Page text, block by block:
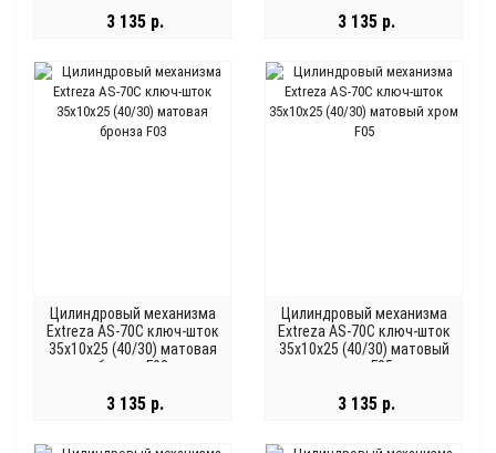
3 135 р. 3 135 р.
Цилиндровый механизма
Extreza AS-70С ключ-шток
35x10x25 (40/30) матовая
бронза F03
3 135 р.
Цилиндровый механизма
Extreza AS-70С ключ-шток
35x10x25 (40/30) матовый
хром F05
3 135 р.